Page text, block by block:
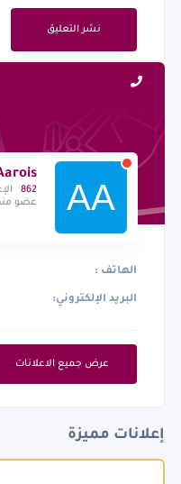
نشر التعليق
862
عضو منذ
الهاتف :
البريد الإلكتروني:
عرض جميع الاعلانات
إعلانات مميزة